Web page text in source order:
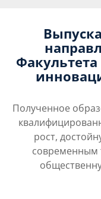
Полученное
рост,
современным